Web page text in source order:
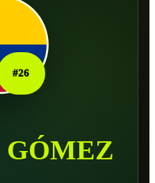
#26
GÓMEZ